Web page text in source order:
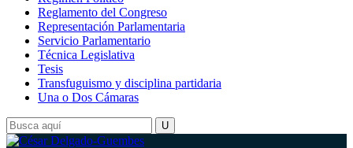
Reglamento del Congreso
Representación Parlamentaria
Servicio Parlamentario
Técnica Legislativa
Tesis
Transfuguismo y disciplina partidaria
Una o Dos Cámaras